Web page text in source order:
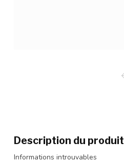
Description du produit
Informations introuvables